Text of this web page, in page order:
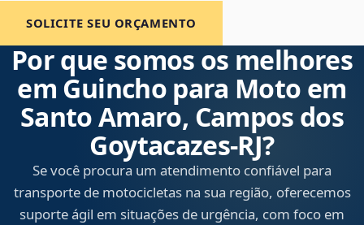
SOLICITE SEU ORÇAMENTO
Por que somos os melhores
em Guincho para Moto em
Santo Amaro, Campos dos
Goytacazes‑RJ?
Se você procura um atendimento confiável para
transporte de motocicletas na sua região, oferecemos
suporte ágil em situações de urgência, com foco em